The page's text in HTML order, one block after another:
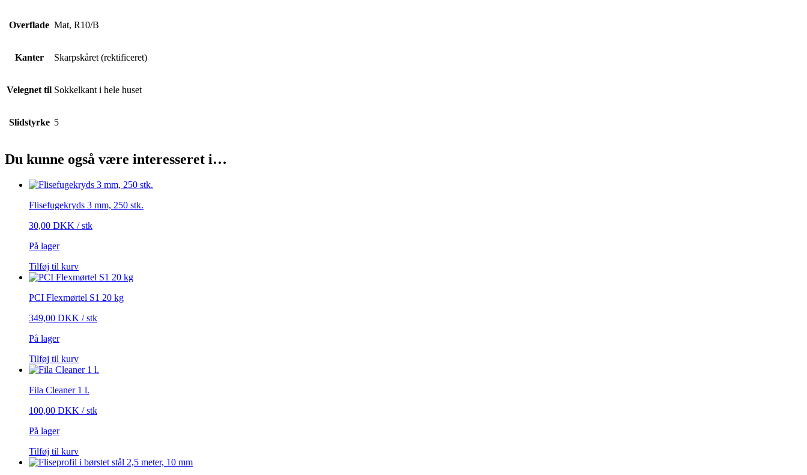
Overflade Mat, R10/B
Kanter Skarpskåret (rektificeret)
Velegnet til Sokkelkant i hele huset
Slidstyrke 5
Du kunne også være interesseret i…
Flisefugekryds 3 mm, 250 stk.
30,00 DKK / stk
På lager
Tilføj til kurv
PCI Flexmørtel S1 20 kg
349,00 DKK / stk
På lager
Tilføj til kurv
Fila Cleaner 1 l.
100,00 DKK / stk
På lager
Tilføj til kurv